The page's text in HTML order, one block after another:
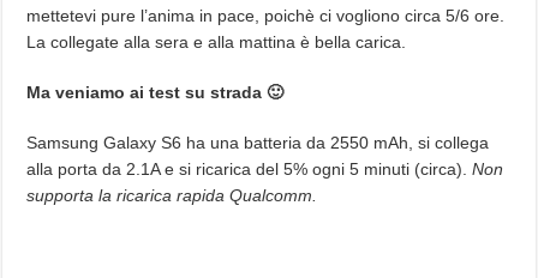
mettetevi pure l’anima in pace, poichè ci vogliono circa 5/6 ore.
La collegate alla sera e alla mattina è bella carica.
Ma veniamo ai test su strada 🙂
Samsung Galaxy S6 ha una batteria da 2550 mAh, si collega
alla porta da 2.1A e si ricarica del 5% ogni 5 minuti (circa).Non
supporta la ricarica rapida Qualcomm.